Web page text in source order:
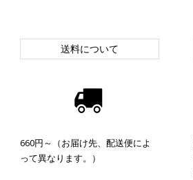
送料について
660円～（お届け先、配送便によ
って異なります。）